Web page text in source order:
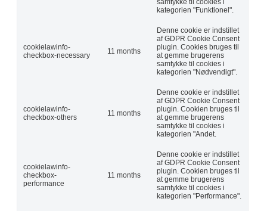
kategorien "Funktionel".
cookielawinfo-
checkbox-necessary
11 months
Denne cookie er indstillet
af GDPR Cookie Consent
plugin. Cookies bruges til
at gemme brugerens
samtykke til cookies i
kategorien "Nødvendigt".
cookielawinfo-
checkbox-others
11 months
Denne cookie er indstillet
af GDPR Cookie Consent
plugin. Cookien bruges til
at gemme brugerens
samtykke til cookies i
kategorien "Andet.
cookielawinfo-
checkbox-
performance
11 months
Denne cookie er indstillet
af GDPR Cookie Consent
plugin. Cookien bruges til
at gemme brugerens
samtykke til cookies i
kategorien "Performance".